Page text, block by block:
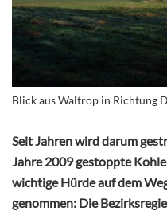
Blick aus Waltrop in Richtung
Seit Jahren wird darum
Jahre 2009 gestoppte
wichtige Hürde auf dem
genommen: Die